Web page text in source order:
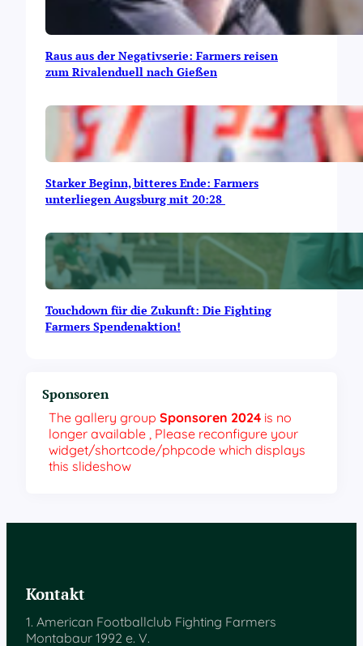
Raus aus der Negativserie: Farmers reisen
zum Rivalenduell nach Gießen
Starker Beginn, bitteres Ende: Farmers
unterliegen Augsburg mit 20:28
Touchdown für die Zukunft: Die Fighting
Farmers Spendenaktion!
Sponsoren
The gallery group Sponsoren 2024 is no
longer available , Please reconfigure your
widget/shortcode/phpcode which displays
this slideshow
Kontakt
1. American Footballclub Fighting Farmers
Montabaur 1992 e. V.